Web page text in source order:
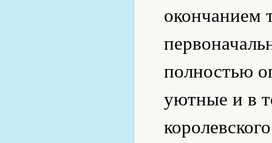
окончанием
полностью
уютные и в